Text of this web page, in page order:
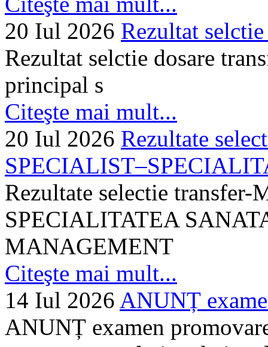
20 Iul 2026 Rezultat
Rezultat selctie dosare
principal s
Citeşte mai mult...
20 Iul 2026 Rezultate
Rezultate selectie
SPECIALITATEA
MANAGEMENT
Citeşte mai mult...
14 Iul 2026 ANUNȚ
ANUNȚ examen